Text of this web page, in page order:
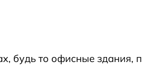
будь то офисные